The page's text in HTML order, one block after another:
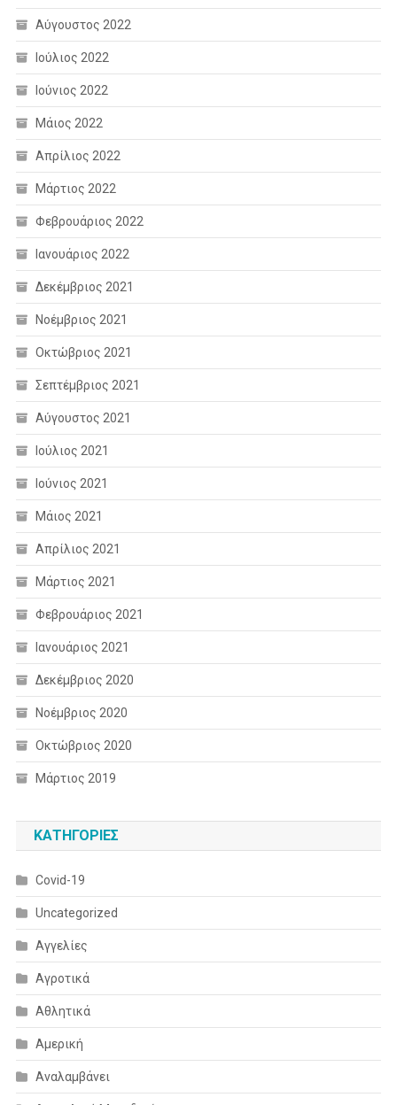
Αύγουστος 2022
Ιούλιος 2022
Ιούνιος 2022
Μάιος 2022
Απρίλιος 2022
Μάρτιος 2022
Φεβρουάριος 2022
Ιανουάριος 2022
Δεκέμβριος 2021
Νοέμβριος 2021
Οκτώβριος 2021
Σεπτέμβριος 2021
Αύγουστος 2021
Ιούλιος 2021
Ιούνιος 2021
Μάιος 2021
Απρίλιος 2021
Μάρτιος 2021
Φεβρουάριος 2021
Ιανουάριος 2021
Δεκέμβριος 2020
Νοέμβριος 2020
Οκτώβριος 2020
Μάρτιος 2019
KΑΤΗΓΟΡΊΕΣ
Covid-19
Uncategorized
Αγγελίες
Αγροτικά
Αθλητικά
Αμερική
Αναλαμβάνει